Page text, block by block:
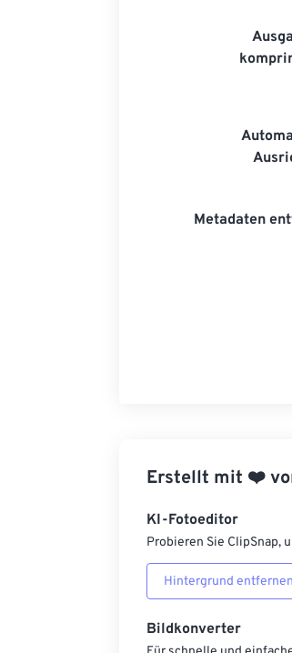
Metadaten
Erstellt mit ❤️
KI-Fotoeditor
Probieren Sie ClipSnap,
Hintergrund entfernen
Bildkonverter